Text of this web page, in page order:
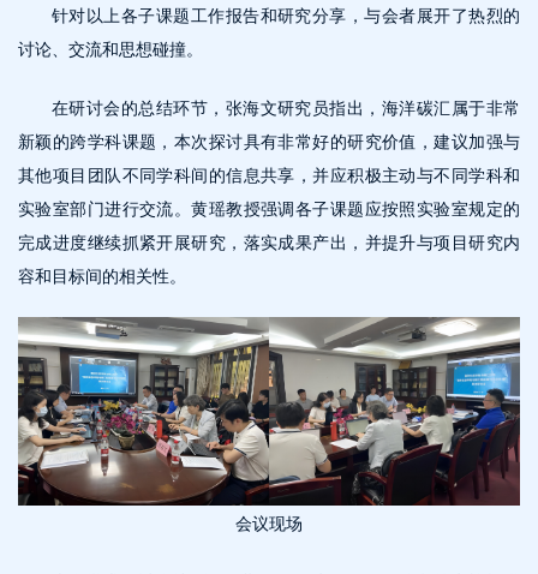
针对以上各子课题工作报告和研究分享，与会者展开了热烈的
讨论、交流和思想碰撞。
在研讨会的总结环节，张海文研究员指出，海洋碳汇属于非常
新颖的跨学科课题，本次探讨具有非常好的研究价值，建议加强与
其他项目团队不同学科间的信息共享，并应积极主动与不同学科和
实验室部门进行交流。黄瑶教授强调各子课题应按照实验室规定的
完成进度继续抓紧开展研究，落实成果产出，并提升与项目研究内
容和目标间的相关性。
会议现场